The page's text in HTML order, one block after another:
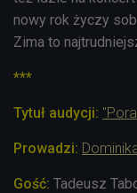
nowy rok życzy
Zima to
***
Tytuł audycji:
Prowadzi:
Gość: Tadeusz